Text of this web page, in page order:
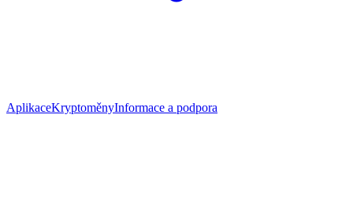
AplikaceKryptoměnyInformace a podpora